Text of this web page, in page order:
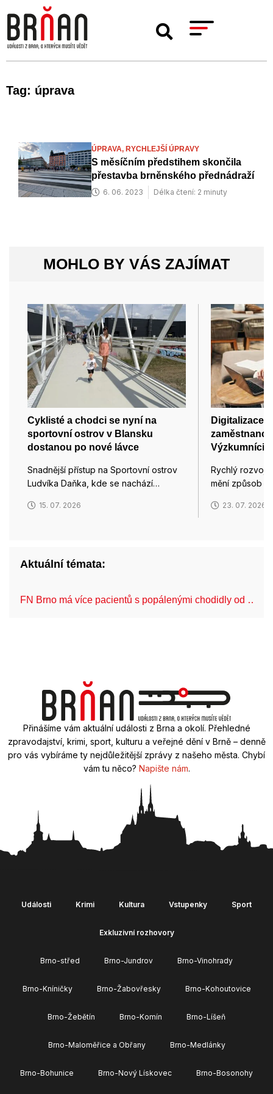
Tag: úprava
ÚPRAVA, RYCHLEJŠÍ ÚPRAVY
S měsíčním předstihem skončila
přestavba brněnského přednádraží
6. 06. 2023 Délka čtení: 2 minuty
MOHLO BY VÁS ZAJÍMAT
Cyklisté a chodci se nyní na
sportovní ostrov v Blansku
dostanou po nové lávce
Snadnější přístup na Sportovní ostrov
Ludvíka Daňka, kde se nachází…
15. 07. 2026
Digitalizace
Výzkumníci
Rychlý rozvoj
mění způsob
23. 07. 2026
Aktuální témata:
FN Brno má více pacientů s popálenými chodidly od …
Přinášíme vám aktuální události z Brna a okolí. Přehledné
zpravodajství, krimi, sport, kulturu a veřejné dění v Brně – denně
pro vás vybíráme ty nejdůležitější zprávy z našeho města. Chybí
vám tu něco? Napište nám.
Události Krimi Kultura Vstupenky Sport
Exkluzivní rozhovory
Brno-střed Brno-Jundrov Brno-Vinohrady
Brno-Kníničky Brno-Žabovřesky Brno-Kohoutovice
Brno-Žebětín Brno-Komín Brno-Líšeň
Brno-Maloměřice a Obřany Brno-Medlánky
Brno-Bohunice Brno-Nový Lískovec Brno-Bosonohy